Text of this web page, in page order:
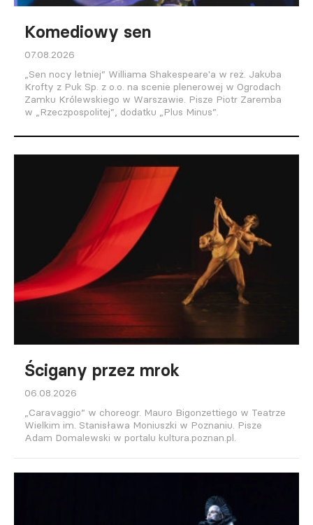
Komediowy sen
07.08.2026
„Sen nocy letniej” Williama Shakespeare'a w reż. Jakuba
Krofty z Puk Sp. z o.o. na scenie plenerowej w Ogrodach
Zamku Królewskiego w Warszawie. Pisze Piotr Zaremba
w „Rzeczpospolitej”, dodatku „Plus Minus”.
Ścigany przez mrok
06.08.2026
„Caravaggio” w choreogr. Mauro Bigonzettiego w Teatrze
Wielkim im. Stanisława Moniuszki w Poznaniu. Pisze
Adam Domalewski w portalu kultura.poznan.pl.